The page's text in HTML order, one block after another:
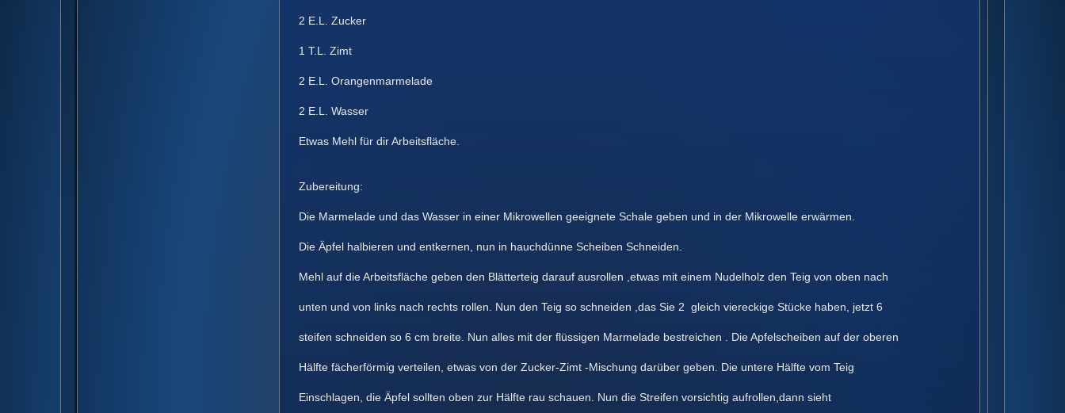
2 E.L. Zucker
1 T.L. Zimt
2 E.L. Orangenmarmelade
2 E.L. Wasser
Etwas Mehl für dir Arbeitsfläche.
Zubereitung:
Die Marmelade und das Wasser in einer Mikrowellen geeignete Schale geben und in der Mikrowelle erwärmen.
Die Äpfel halbieren und entkernen, nun in hauchdünne Scheiben Schneiden.
Mehl auf die Arbeitsfläche geben den Blätterteig darauf ausrollen ,etwas mit einem Nudelholz den Teig von oben nach
unten und von links nach rechts rollen. Nun den Teig so schneiden ,das Sie 2 gleich viereckige Stücke haben, jetzt 6
steifen schneiden so 6 cm breite. Nun alles mit der flüssigen Marmelade bestreichen . Die Apfelscheiben auf der oberen
Hälfte fächerförmig verteilen, etwas von der Zucker-Zimt -Mischung darüber geben. Die untere Hälfte vom Teig
Einschlagen, die Äpfel sollten oben zur Hälfte rau schauen. Nun die Streifen vorsichtig aufrollen,dann sieht